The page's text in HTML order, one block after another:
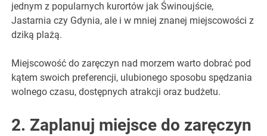
jednym z popularnych kurortów jak Świnoujście,
Jastarnia czy Gdynia, ale i w mniej znanej miejscowości z
dziką plażą.
Miejscowość do zaręczyn nad morzem warto dobrać pod
kątem swoich preferencji, ulubionego sposobu spędzania
wolnego czasu, dostępnych atrakcji oraz budżetu.
2. Zaplanuj miejsce do zaręczyn